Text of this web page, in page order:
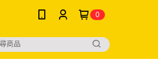
0